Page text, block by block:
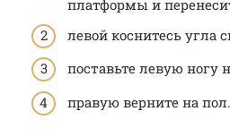
платформы и
левой коснитесь угла
поставьте левую ногу
правую верните на пол.